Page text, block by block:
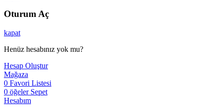
Oturum Aç
kapat
Henüz hesabınız yok mu?
Hesap Oluştur
Mağaza
0 Favori Listesi
0 öğeler Sepet
Hesabım